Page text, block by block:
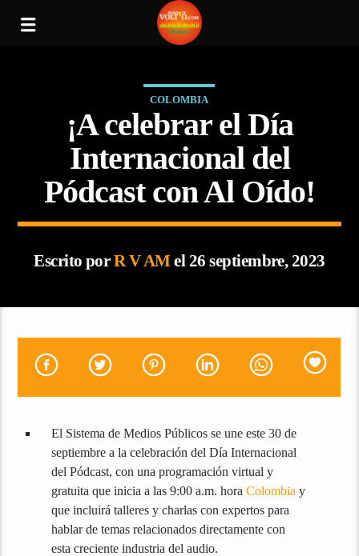
COLOMBIA
¡A celebrar el Día
Internacional del
Pódcast con Al Oído!
Escrito porR V AMel 26 septiembre, 2023
El Sistema de Medios Públicos se une este 30 de
septiembre a la celebración del Día Internacional
del Pódcast, con una programación virtual y
gratuita que inicia a las 9:00 a.m. horaColombia y
que incluirá talleres y charlas con expertos para
hablar de temas relacionados directamente con
esta creciente industria del audio.